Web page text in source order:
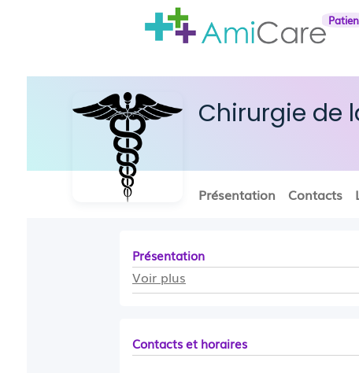
Chirurgie de
Présentation Contacts
Présentation
Voir plus
Contacts et horaires